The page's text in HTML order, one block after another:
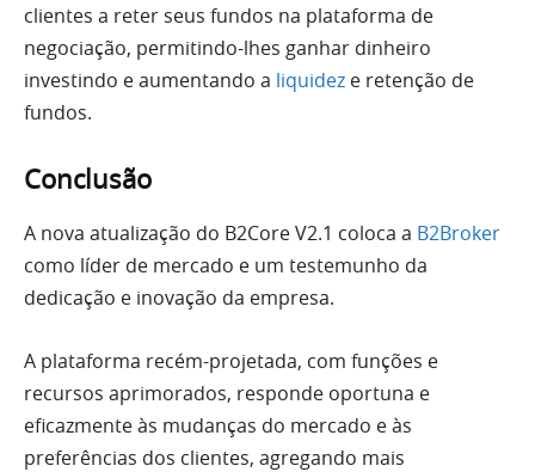
clientes a reter seus fundos na plataforma de
negociação, permitindo-lhes ganhar dinheiro
investindo e aumentando a liquidez e retenção de
fundos.
Conclusão
A nova atualização do B2Core V2.1 coloca a B2Broker
como líder de mercado e um testemunho da
dedicação e inovação da empresa.
A plataforma recém-projetada, com funções e
recursos aprimorados, responde oportuna e
eficazmente às mudanças do mercado e às
preferências dos clientes, agregando mais